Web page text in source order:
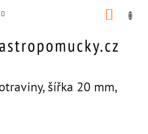
šířka 20 mm,